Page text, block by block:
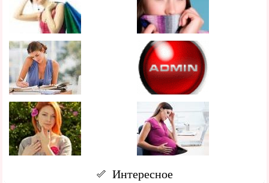
Интересное